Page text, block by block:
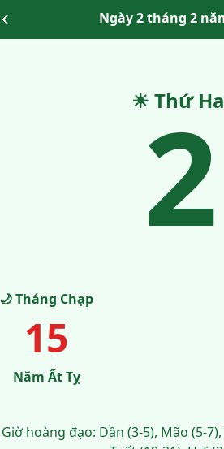
Ngày 2 tháng 2
☀ Thứ
2
🌙 Tháng Chạp
15
Năm Ất Tỵ
Giờ hoàng đạo: Dần (3-5), Mão (5-7),